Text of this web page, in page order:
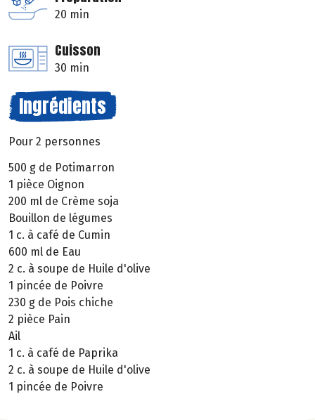
20 min
Cuisson
30 min
Ingrédients
Pour 2 personnes
500 g de Potimarron
1 pièce Oignon
200 ml de Crème soja
Bouillon de légumes
1 c. à café de Cumin
600 ml de Eau
2 c. à soupe de Huile d'olive
1 pincée de Poivre
230 g de Pois chiche
2 pièce Pain
Ail
1 c. à café de Paprika
2 c. à soupe de Huile d'olive
1 pincée de Poivre